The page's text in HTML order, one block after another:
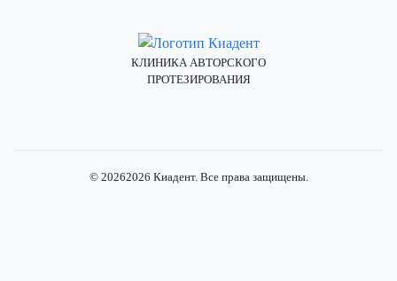
КЛИНИКА АВТОРСКОГО
ПРОТЕЗИРОВАНИЯ
© 20262026 Киадент. Все права защищены.